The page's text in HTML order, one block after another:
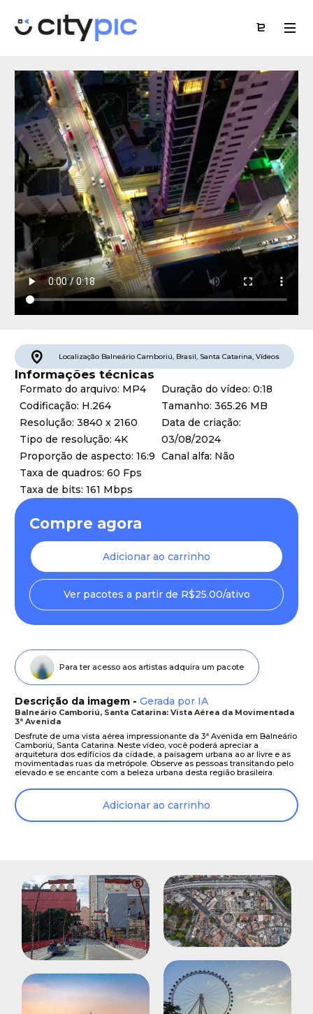
Localização Balneário Camboriú, Brasil, Santa Catarina, Vídeos
Informações técnicas
Formato do arquivo: MP4
Codificação: H.264
Resolução: 3840 x 2160
Tipo de resolução: 4K
Proporção de aspecto: 16:9
Taxa de quadros: 60 Fps
Taxa de bits: 161 Mbps
Duração do vídeo: 0:18
Tamanho: 365.26 MB
Data de criação:
03/08/2024
Canal alfa: Não
Compre agora
Adicionar ao carrinho
Ver pacotes a partir de R$25.00/ativo
Para ter acesso aos artistas adquira um pacote
Descrição da imagem - Gerada por IA
Balneário Camboriú, Santa Catarina: Vista Aérea da Movimentada
3ª Avenida
Desfrute de uma vista aérea impressionante da 3ª Avenida em Balneário
Camboriú, Santa Catarina. Neste vídeo, você poderá apreciar a
arquitetura dos edifícios da cidade, a paisagem urbana ao ar livre e as
movimentadas ruas da metrópole. Observe as pessoas transitando pelo
elevado e se encante com a beleza urbana desta região brasileira.
Adicionar ao carrinho